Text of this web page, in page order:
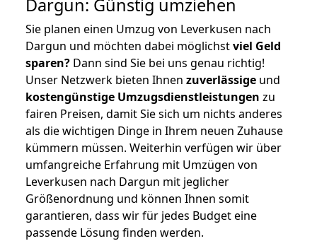
Dargun: Günstig umziehen
Sie planen einen Umzug von Leverkusen nach
Dargun und möchten dabei möglichstviel Geld
sparen? Dann sind Sie bei uns genau richtig!
Unser Netzwerk bieten Ihnen zuverlässige und
kostengünstige Umzugsdienstleistungen zu
fairen Preisen, damit Sie sich um nichts anderes
als die wichtigen Dinge in Ihrem neuen Zuhause
kümmern müssen. Weiterhin verfügen wir über
umfangreiche Erfahrung mit Umzügen von
Leverkusen nach Dargun mit jeglicher
Größenordnung und können Ihnen somit
garantieren, dass wir für jedes Budget eine
passende Lösung finden werden.